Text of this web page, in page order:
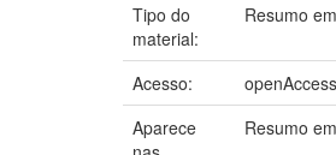
Tipo do
material:
Resumo
Acesso:
openAccess
Aparece
Resumo